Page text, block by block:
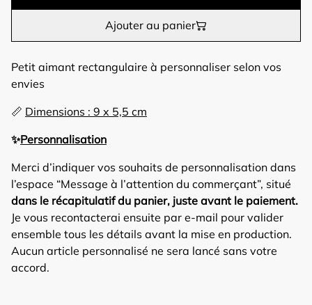
Ajouter au panier
Petit aimant rectangulaire à personnaliser selon vos
envies
📏 Dimensions : 9 x 5,5 cm
✨Personnalisation
Merci d’indiquer vos souhaits de personnalisation dans
l’espace “Message à l’attention du commerçant”, situé
dans le récapitulatif du panier, juste avant le paiement.
Je vous recontacterai ensuite par e-mail pour valider
ensemble tous les détails avant la mise en production.
Aucun article personnalisé ne sera lancé sans votre
accord.